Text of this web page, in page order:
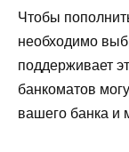
Чтобы
необходимо
поддерживает
банкоматов
вашего банка и